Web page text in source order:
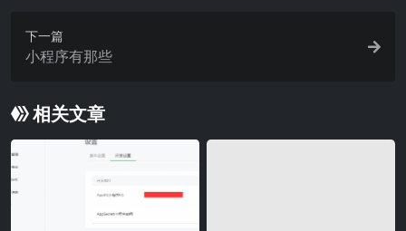
下一篇
小程序有那些
相关文章